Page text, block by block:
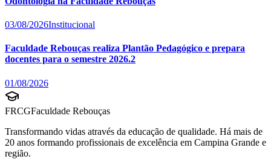
03/08/2026Institucional
Faculdade Rebouças realiza Plantão Pedagógico e prepara
docentes para o semestre 2026.2
01/08/2026
FRCGFaculdade Rebouças
Transformando vidas através da educação de qualidade. Há mais de
20 anos formando profissionais de excelência em Campina Grande e
região.